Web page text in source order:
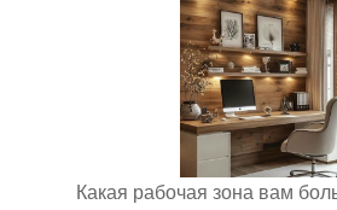
Какая рабочая зона вам